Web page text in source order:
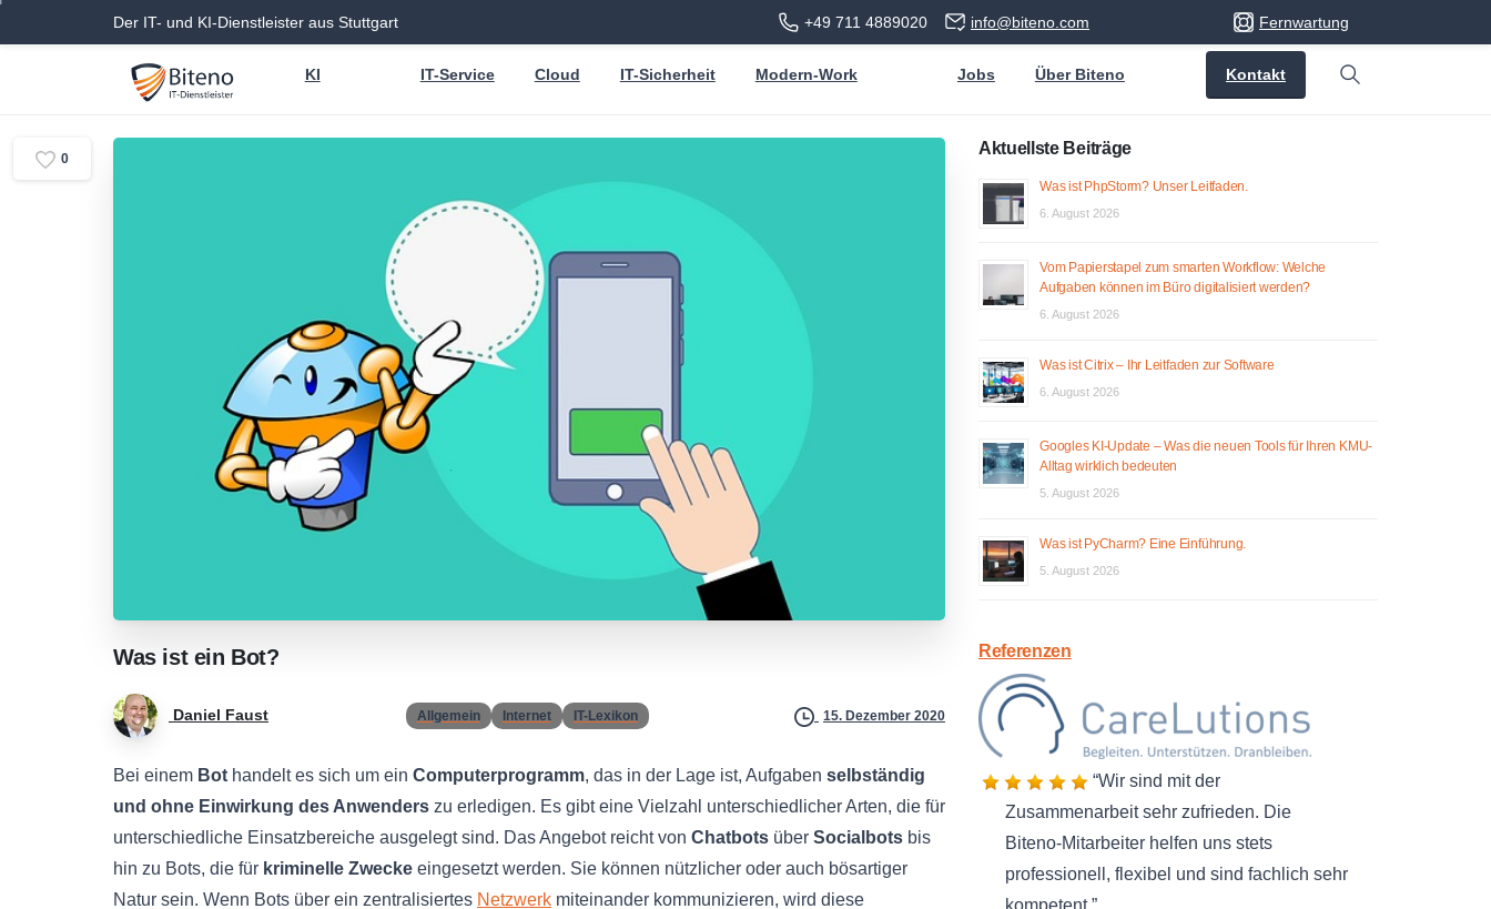
Der IT- und KI-Dienstleister aus Stuttgart +49 711 4889020 info@biteno.com Fernwartung
KI IT-Service Cloud IT-Sicherheit Modern-Work Jobs Über Biteno Kontakt
Search
Was ist ein Bot?
Daniel Faust Allgemein Internet IT-Lexikon 15. Dezember 2020
Bei einem Bot handelt es sich um ein Computerprogramm, das in der Lage ist, Aufgaben selbständig
und ohne Einwirkung des Anwenders zu erledigen. Es gibt eine Vielzahl unterschiedlicher Arten, die für
unterschiedliche Einsatzbereiche ausgelegt sind. Das Angebot reicht von Chatbots über Socialbots bis
hin zu Bots, die für kriminelle Zwecke eingesetzt werden. Sie können nützlicher oder auch bösartiger
Natur sein. Wenn Bots über ein zentralisiertes Netzwerk miteinander kommunizieren, wird diese
0
Aktuellste Beiträge
Was ist PhpStorm? Unser Leitfaden.
6. August 2026
Vom Papierstapel zum smarten Workflow: Welche
Aufgaben können im Büro digitalisiert werden?
6. August 2026
Was ist Citrix – Ihr Leitfaden zur Software
6. August 2026
Googles KI-Update – Was die neuen Tools für Ihren KMU-
Alltag wirklich bedeuten
5. August 2026
Was ist PyCharm? Eine Einführung.
5. August 2026
Referenzen
Wir sind mit der
Zusammenarbeit sehr zufrieden. Die
Biteno-Mitarbeiter helfen uns stets
professionell, flexibel und sind fachlich sehr